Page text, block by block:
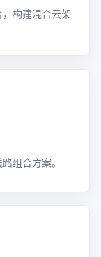
构建混合云架
组合方案。